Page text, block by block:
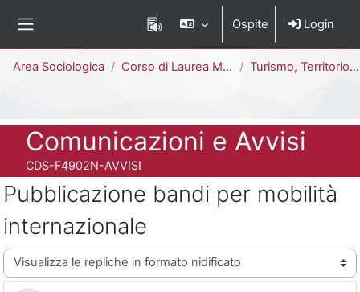
Ospite Login
Area Sociologica Corso di Laurea Magistrale Turismo, Territorio e Sviluppo Locale [F4902N - F4901N]
Titolo del corso
Comunicazioni e Avvisi
Codice identificativo del corso
CDS-F4902N-AVVISI
Pubblicazione bandi per mobilità
internazionale
Modalità visualizzazione